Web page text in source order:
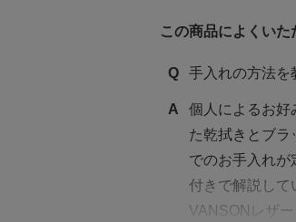
この商品によくい
Q 手入れの方法を
A
個人によるお好
た乾拭きとブラ
でのお手入れが
付きで解説して
VANSONレザ